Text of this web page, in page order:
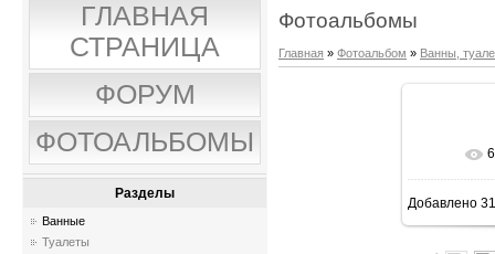
ГЛАВНАЯ
СТРАНИЦА
ФОРУМ
ФОТОАЛЬБОМЫ
Разделы
Ванные
Туалеты
Фотоальбомы
Главная » Фотоальбом » Ванны,
Добавлено